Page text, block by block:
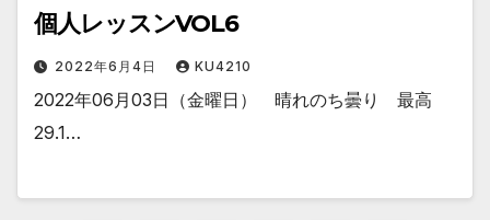
個人レッスンVOL6
2022年6月4日 KU4210
2022年06月03日（金曜日） 晴れのち曇り 最高
29.1…